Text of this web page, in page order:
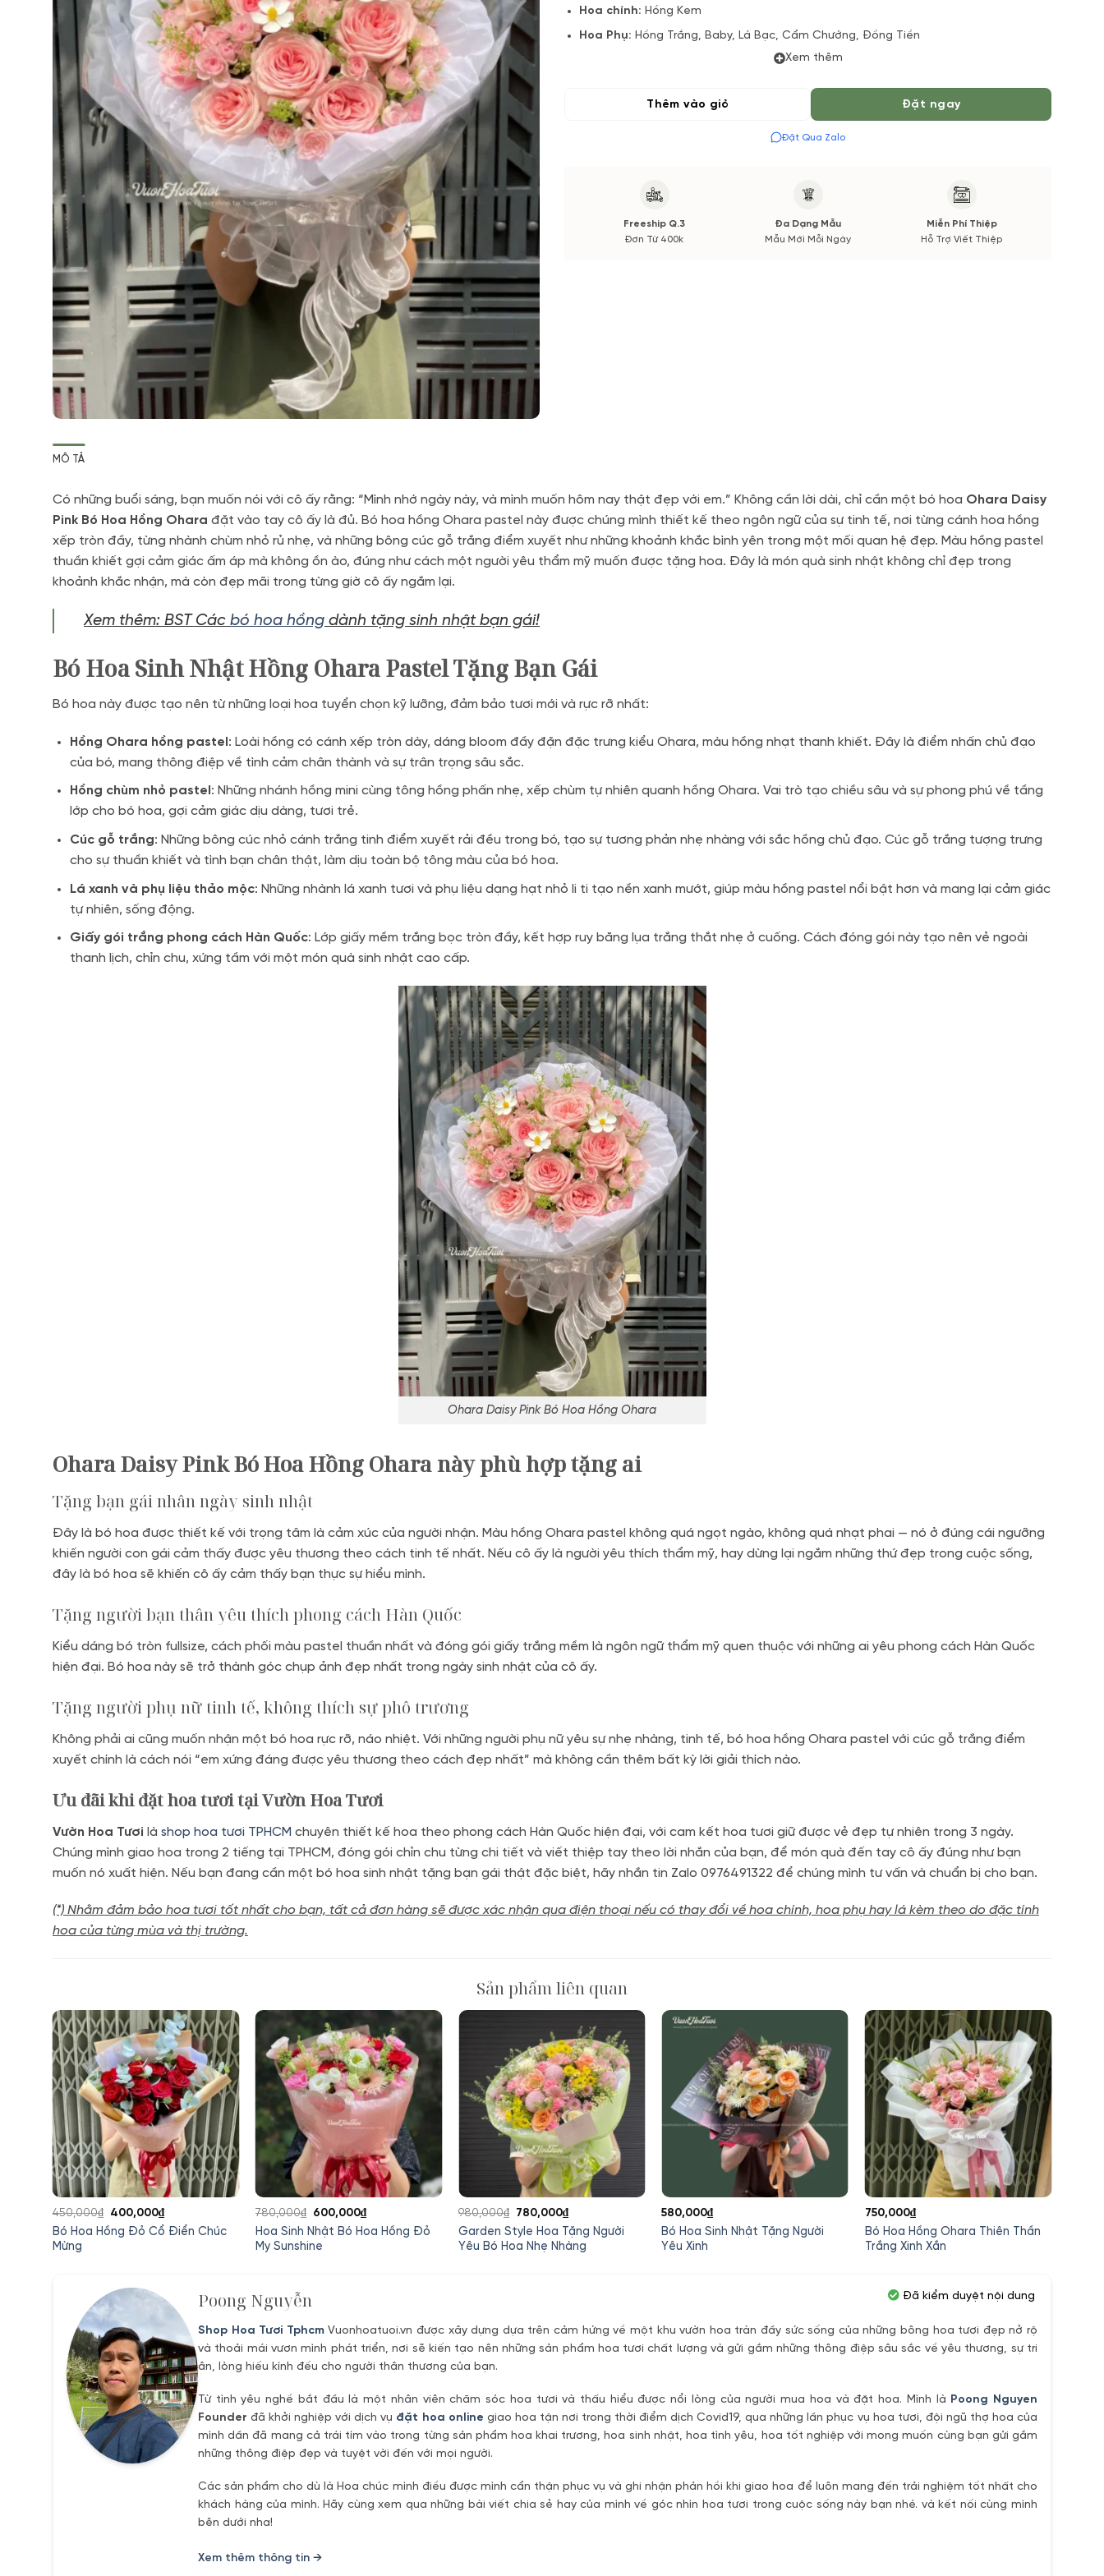
Hoa chính: Hồng Kem
Hoa Phụ: Hồng Trắng, Baby, Lá Bạc, Cẩm Chướng, Đồng Tiền
(*) Đơn hàng cần đặt trước tối thiểu 60 Phút để được phục vụ tốt nhất. Màu hoa có thể
Xem thêm
Thêm vào giỏ Đặt ngay
Đặt Qua Zalo
Freeship Q.3
Đơn Từ 400k
Đa Dạng Mẫu
Mẫu Mới Mỗi Ngày
Miễn Phí Thiệp
Hỗ Trợ Viết Thiệp
MÔ TẢ
Có những buổi sáng, bạn muốn nói với cô ấy rằng: “Mình nhớ ngày này, và mình muốn hôm nay thật đẹp với em.” Không cần lời dài, chỉ cần một bó hoa Ohara Daisy
Pink Bó Hoa Hồng Ohara đặt vào tay cô ấy là đủ. Bó hoa hồng Ohara pastel này được chúng mình thiết kế theo ngôn ngữ của sự tinh tế, nơi từng cánh hoa hồng
xếp tròn đầy, từng nhành chùm nhỏ rủ nhẹ, và những bông cúc gỗ trắng điểm xuyết như những khoảnh khắc bình yên trong một mối quan hệ đẹp. Màu hồng pastel
thuần khiết gợi cảm giác ấm áp mà không ồn ào, đúng như cách một người yêu thẩm mỹ muốn được tặng hoa. Đây là món quà sinh nhật không chỉ đẹp trong
khoảnh khắc nhận, mà còn đẹp mãi trong từng giờ cô ấy ngắm lại.
Xem thêm: BST Các bó hoa hồng dành tặng sinh nhật bạn gái!
Bó Hoa Sinh Nhật Hồng Ohara Pastel Tặng Bạn Gái
Bó hoa này được tạo nên từ những loại hoa tuyển chọn kỹ lưỡng, đảm bảo tươi mới và rực rỡ nhất:
Hồng Ohara hồng pastel : Loài hồng có cánh xếp tròn dày, dáng bloom đầy đặn đặc trưng kiểu Ohara, màu hồng nhạt thanh khiết. Đây là điểm nhấn chủ đạo
của bó, mang thông điệp về tình cảm chân thành và sự trân trọng sâu sắc.
Hồng chùm nhỏ pastel : Những nhánh hồng mini cùng tông hồng phấn nhẹ, xếp chùm tự nhiên quanh hồng Ohara. Vai trò tạo chiều sâu và sự phong phú về tầng
lớp cho bó hoa, gợi cảm giác dịu dàng, tươi trẻ.
Cúc gỗ trắng: Những bông cúc nhỏ cánh trắng tinh điểm xuyết rải đều trong bó, tạo sự tương phản nhẹ nhàng với sắc hồng chủ đạo. Cúc gỗ trắng tượng trưng
cho sự thuần khiết và tình bạn chân thật, làm dịu toàn bộ tông màu của bó hoa.
Lá xanh và phụ liệu thảo mộc: Những nhành lá xanh tươi và phụ liệu dạng hạt nhỏ li ti tạo nền xanh mướt, giúp màu hồng pastel nổi bật hơn và mang lại cảm giác
tự nhiên, sống động.
Giấy gói trắng phong cách Hàn Quốc: Lớp giấy mềm trắng bọc tròn đầy, kết hợp ruy băng lụa trắng thắt nhẹ ở cuống. Cách đóng gói này tạo nên vẻ ngoài
thanh lịch, chỉn chu, xứng tầm với một món quà sinh nhật cao cấp.
Ohara Daisy Pink Bó Hoa Hồng Ohara
Ohara Daisy Pink Bó Hoa Hồng Ohara này phù hợp tặng ai
Tặng bạn gái nhân ngày sinh nhật
Đây là bó hoa được thiết kế với trọng tâm là cảm xúc của người nhận. Màu hồng Ohara pastel không quá ngọt ngào, không quá nhạt phai — nó ở đúng cái ngưỡng
khiến người con gái cảm thấy được yêu thương theo cách tinh tế nhất. Nếu cô ấy là người yêu thích thẩm mỹ, hay dừng lại ngắm những thứ đẹp trong cuộc sống,
đây là bó hoa sẽ khiến cô ấy cảm thấy bạn thực sự hiểu mình.
Tặng người bạn thân yêu thích phong cách Hàn Quốc
Kiểu dáng bó tròn fullsize, cách phối màu pastel thuần nhất và đóng gói giấy trắng mềm là ngôn ngữ thẩm mỹ quen thuộc với những ai yêu phong cách Hàn Quốc
hiện đại. Bó hoa này sẽ trở thành góc chụp ảnh đẹp nhất trong ngày sinh nhật của cô ấy.
Tặng người phụ nữ tinh tế, không thích sự phô trương
Không phải ai cũng muốn nhận một bó hoa rực rỡ, náo nhiệt. Với những người phụ nữ yêu sự nhẹ nhàng, tinh tế, bó hoa hồng Ohara pastel với cúc gỗ trắng điểm
xuyết chính là cách nói “em xứng đáng được yêu thương theo cách đẹp nhất” mà không cần thêm bất kỳ lời giải thích nào.
Ưu đãi khi đặt hoa tươi tại Vườn Hoa Tươi
Vườn Hoa Tươi là shop hoa tươi TPHCM chuyên thiết kế hoa theo phong cách Hàn Quốc hiện đại, với cam kết hoa tươi giữ được vẻ đẹp tự nhiên trong 3 ngày.
Chúng mình giao hoa trong 2 tiếng tại TPHCM, đóng gói chỉn chu từng chi tiết và viết thiệp tay theo lời nhắn của bạn, để món quà đến tay cô ấy đúng như bạn
muốn nó xuất hiện. Nếu bạn đang cần một bó hoa sinh nhật tặng bạn gái thật đặc biệt, hãy nhắn tin Zalo 0976491322 để chúng mình tư vấn và chuẩn bị cho bạn.
(*) Nhằm đảm bảo hoa tươi tốt nhất cho bạn, tất cả đơn hàng sẽ được xác nhận qua điện thoại nếu có thay đổi về hoa chính, hoa phụ hay lá kèm theo do đặc tính
hoa của từng mùa và thị trường.
Sản phẩm liên quan
Bó Hoa Hồng Đỏ Cổ Điển Chúc
Mừng
450,000₫
Giá
gốc
400,000₫Giá
hiện
Hoa Sinh Nhật Bó Hoa Hồng Đỏ
My Sunshine
780,000₫
Giá
gốc
là:
600,000₫Giá
hiện
Garden Style Hoa Tặng Người
Yêu Bó Hoa Nhẹ Nhàng
980,000₫ Giá
gốc
là:
780,000₫Giá
hiện
tại
Bó Hoa Sinh Nhật Tặng Người
Yêu Xinh
580,000₫
Bó Hoa Hồng Ohara Thiên Thần
Trắng Xinh Xắn
750,000₫
Poong Nguyễn
Shop Hoa Tươi TphcmVuonhoatuoi.vn được xây dựng dựa trên cảm hứng về một khu vườn hoa tràn đầy sức sống của những bông hoa tươi đẹp nở rộ
và thoải mái vươn mình phát triển, nơi sẽ kiến tạo nên những sản phẩm hoa tươi chất lượng và gửi gắm những thông điệp sâu sắc về yêu thương, sự tri
ân, lòng hiếu kính đếu cho người thân thương của bạn.
Từ tình yêu nghề bắt đầu là một nhân viên chăm sóc hoa tươi và thấu hiểu được nổi lòng của người mua hoa và đặt hoa. Mình là Poong Nguyen
Founder đã khởi nghiệp với dịch vụ đặt hoa online giao hoa tận nơi trong thời điểm dịch Covid19, qua những lần phục vụ hoa tươi, đội ngũ thợ hoa của
mình dần đã mang cả trái tím vào trong từng sản phẩm hoa khai trương, hoa sinh nhật, hoa tình yêu, hoa tốt nghiệp với mong muốn cùng bạn gửi gắm
những thông điệp đẹp và tuyệt vời đến với mọi người.
Các sản phẩm cho dù là Hoa chúc mình điều được mình cẩn thận phục vụ và ghi nhận phản hồi khi giao hoa để luôn mang đến trải nghiệm tốt nhất cho
khách hàng của mình. Hãy cùng xem qua những bài viết chia sẻ hay của mình về góc nhìn hoa tươi trong cuộc sống này bạn nhé. và kết nối cùng mình
bên dưới nha!
Xem thêm thông tin →
Đã kiểm duyệt nội dung